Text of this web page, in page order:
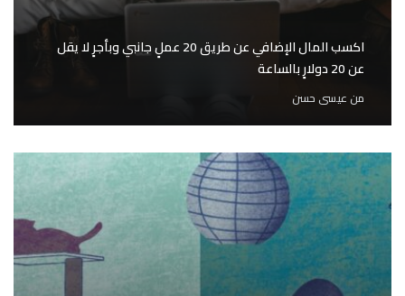
اكسب المال الإضافي عن طريق 20 عملٍ جانبي وبأجرٍ لا يقل
عن 20 دولارٍ بالساعة
من عيسى حسن